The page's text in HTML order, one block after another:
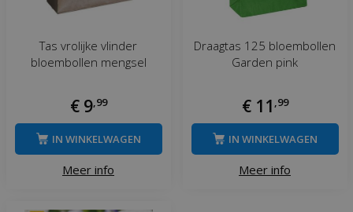
Tas vrolijke vlinder
bloembollen mengsel
€ 9,99
Meer info
IN WINKELWAGEN
Draagtas 125 bloembollen
Garden pink
€ 11 ,99
Meer info
IN WINKELWAGEN